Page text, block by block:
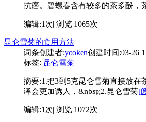
抗癌。碧螺春含有较多的茶多酚，
编辑:1次| 浏览:1065次
昆仑雪菊的食用方法
词条创建者:yooken创建时间:03-26
标签: 昆仑雪菊
摘要:1.把3到5克昆仑雪菊直接放
泽会更加诱人，&nbsp;2.昆仑雪菊[
编辑:1次| 浏览:1072次